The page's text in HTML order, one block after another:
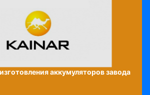
аккумуляторов завода